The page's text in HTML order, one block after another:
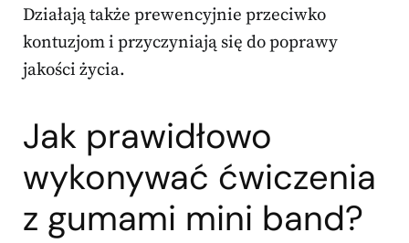
Działają także prewencyjnie przeciwko
kontuzjom i przyczyniają się do poprawy
jakości życia.
Jak prawidłowo
wykonywać ćwiczenia
z gumami mini band?